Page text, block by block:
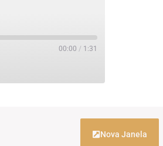
00:00 / 1:31
Nova Janela